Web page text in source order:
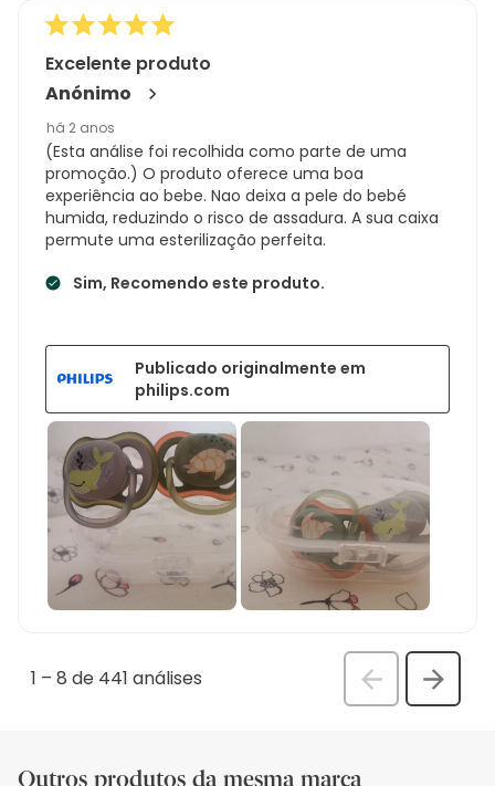
Excelente produto
Anónimo
há 2 anos
(Esta análise foi recolhida como parte de uma
promoção.) O produto oferece uma boa
experiência ao bebe. Nao deixa a pele do bebé
humida, reduzindo o risco de assadura. A sua caixa
permute uma esterilização perfeita.
Sim, Recomendo este produto.
Publicado originalmente em
philips.com
1 – 8 de 441 análises
Anterior
Outros produtos da mesma marca